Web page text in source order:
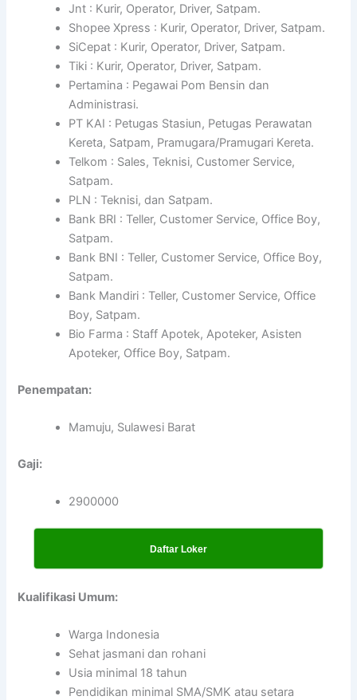
Jnt : Kurir, Operator, Driver, Satpam.
Shopee Xpress : Kurir, Operator, Driver, Satpam.
SiCepat : Kurir, Operator, Driver, Satpam.
Tiki : Kurir, Operator, Driver, Satpam.
Pertamina : Pegawai Pom Bensin dan
Administrasi.
PT KAI : Petugas Stasiun, Petugas Perawatan
Kereta, Satpam, Pramugara/Pramugari Kereta.
Telkom : Sales, Teknisi, Customer Service,
Satpam.
PLN : Teknisi, dan Satpam.
Bank BRI : Teller, Customer Service, Office Boy,
Satpam.
Bank BNI : Teller, Customer Service, Office Boy,
Satpam.
Bank Mandiri : Teller, Customer Service, Office
Boy, Satpam.
Bio Farma : Staff Apotek, Apoteker, Asisten
Apoteker, Office Boy, Satpam.
Penempatan:
Mamuju, Sulawesi Barat
Gaji:
2900000
Daftar Loker
Kualifikasi Umum:
Warga Indonesia
Sehat jasmani dan rohani
Usia minimal 18 tahun
Pendidikan minimal SMA/SMK atau setara